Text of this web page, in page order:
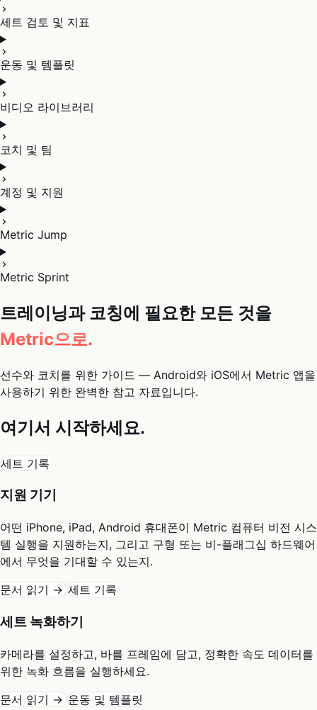
세트 검토 및 지표
운동 및 템플릿
비디오 라이브러리
코치 및 팀
계정 및 지원
Metric Jump
Metric Sprint
트레이닝과 코칭에 필요한 모든 것을
Metric으로.
선수와 코치를 위한 가이드 — Android와 iOS에서 Metric 앱을
사용하기 위한 완벽한 참고 자료입니다.
여기서 시작하세요.
세트 기록
지원 기기
어떤 iPhone, iPad, Android 휴대폰이 Metric 컴퓨터 비전 시스
템 실행을 지원하는지, 그리고 구형 또는 비-플래그십 하드웨어
에서 무엇을 기대할 수 있는지.
문서 읽기 → 세트 기록
세트 녹화하기
카메라를 설정하고, 바를 프레임에 담고, 정확한 속도 데이터를
위한 녹화 흐름을 실행하세요.
문서 읽기 → 운동 및 템플릿